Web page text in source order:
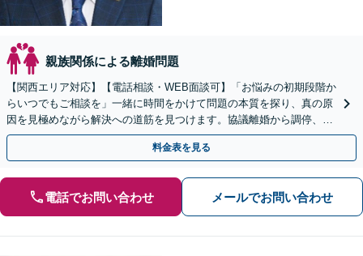
親族関係による離婚問題
【関西エリア対応】【電話相談・WEB面談可】「お悩みの初期段階か
らいつでもご相談を」一緒に時間をかけて問題の本質を探り、真の原
因を見極めながら解決への道筋を見つけます。協議離婚から調停、審
判、訴訟まで、離婚に関わる一連の手続きにすべて対応
料金表を見る
電話でお問い合わせ メールでお問い合わせ